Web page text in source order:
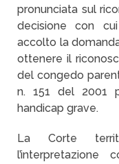
pronunciata sul
decisione con
accolto la
ottenere il
del congedo
n. 151 del 2001
handicap grave.
La Corte
l’interpretazione